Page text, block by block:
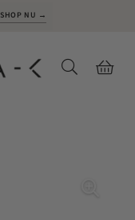
SHOP NU →